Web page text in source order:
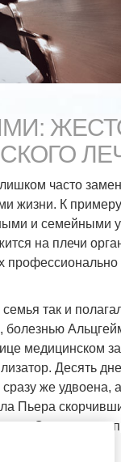
часто
жизни. К
и семейными
на плечи
так и
болезнью
медицинском
Десять
же удвоена,
Пьера
Он лишь мог